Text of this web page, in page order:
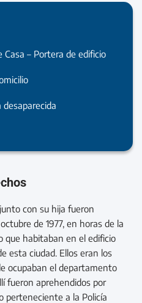
Casa – Portera de edificio
desaparecida
con su hija fueron
de 1977, en horas de la
que habitaban en el edificio
esta ciudad. Ellos eran los
ocupaban el departamento
fueron aprehendidos por
perteneciente a la Policía